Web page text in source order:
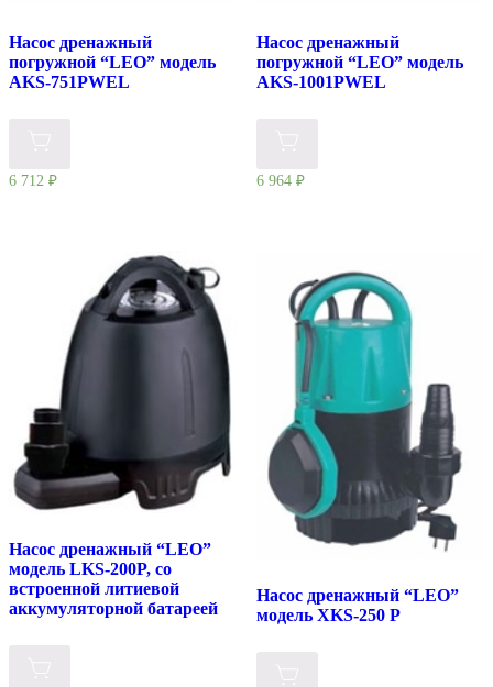
Насос дренажный
погружной “LEO” модель
AKS-751PWEL
6 712 ₽
Насос дренажный
погружной “LEO” модель
AKS-1001PWEL
6 964 ₽
Насос дренажный “LEO”
модель LKS-200P, со
встроенной литиевой
аккумуляторной батареей
Насос дренажный “LEO”
модель XKS-250 Р